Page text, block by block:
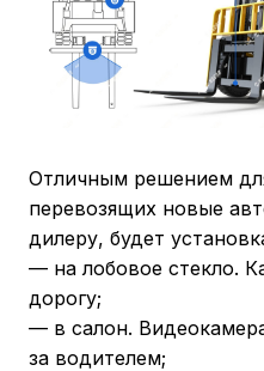
Отличным решением
перевозящих новые
дилеру, будет
— на лобовое стекло.
дорогу;
— в салон.
за водителем;